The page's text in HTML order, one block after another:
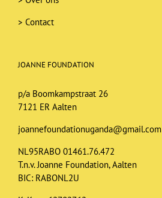
> Contact
JOANNE FOUNDATION
p/a Boomkampstraat 26
7121 ER Aalten
joannefoundationuganda@gmail.com
NL95RABO 01461.76.472
T.n.v. Joanne Foundation, Aalten
BIC: RABONL2U